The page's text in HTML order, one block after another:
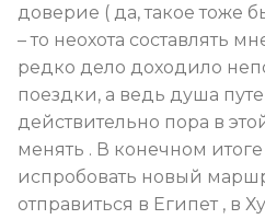
доверие ( да, такое тоже
– то неохота составлять
редко дело доходило
поездки, а ведь душа
действительно пора в
менять . В конечном
испробовать новый
отправиться в Египет , в